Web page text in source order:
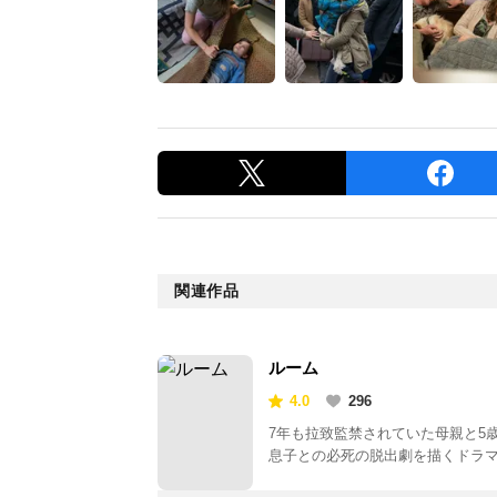
関連作品
ルーム
4.0
296
7年も拉致監禁されていた母親と5
息子との必死の脱出劇を描くドラ